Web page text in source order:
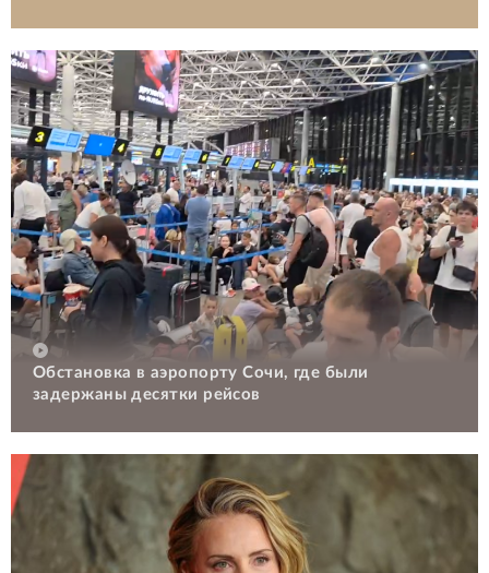
Обстановка в аэропорту Сочи, где были
задержаны десятки рейсов